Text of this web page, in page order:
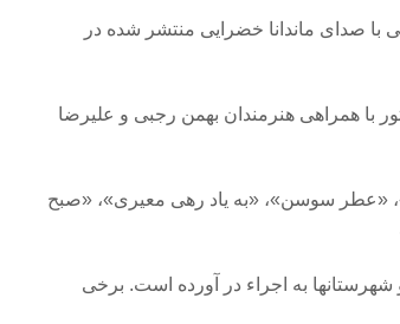
صدای ماندانا خضرایی منتشر شده در
با همراهی هنرمندان بهمن رجبی و علیرضا
«عطر سوسن»، «به یاد رهی معیری»، «صبح
به اجراء در آورده است. برخی